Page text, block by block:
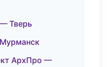
Тверь
АрхПро —